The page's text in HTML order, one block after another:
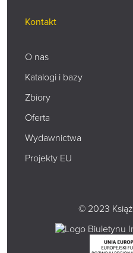
Kontakt
O nas
Katalogi i bazy
Zbiory
Oferta
Wydawnictwa
Projekty EU
© 2023